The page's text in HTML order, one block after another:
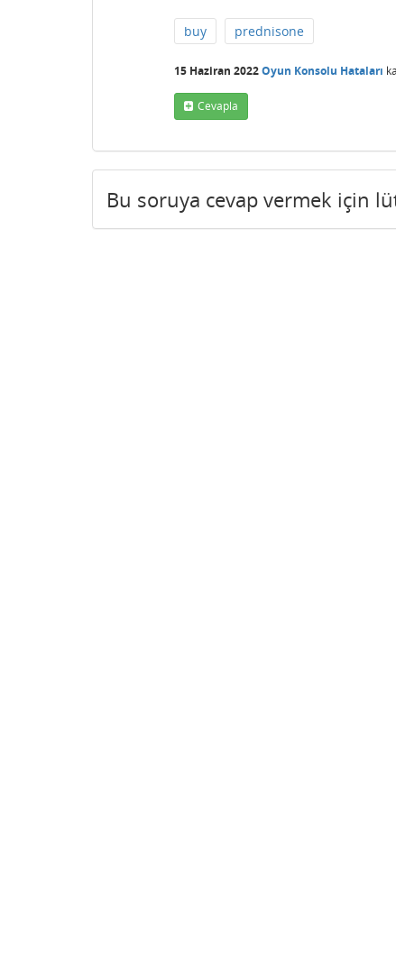
buy prednisone
15 Haziran 2022Oyun Konsolu Hataları
Cevapla
Bu soruya cevap vermek için